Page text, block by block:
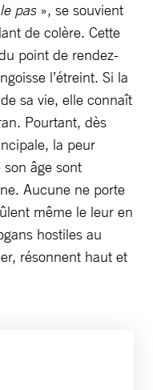
pas », se souvient
de colère. Cette
point de rendez-
l’étreint. Si la
sa vie, elle connaît
Pourtant, dès
la peur
âge sont
Aucune ne porte
même le leur en
hostiles au
résonnent haut et